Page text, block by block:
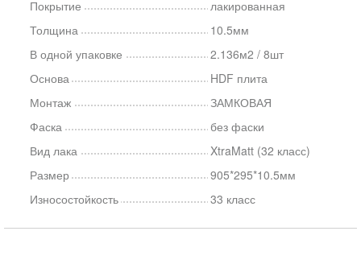
Покрытие
лакированная
Толщина
10.5мм
В одной упаковке
2.136м2 / 8шт
Основа
HDF плита
Монтаж
ЗАМКОВАЯ
Фаска
без фаски
Вид лака
XtraMatt (32 класс)
Размер
905*295*10.5мм
Износостойкость
33 класс